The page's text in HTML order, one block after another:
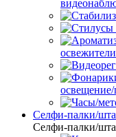
освежители
Селфи-палки/
Селфи-палки/